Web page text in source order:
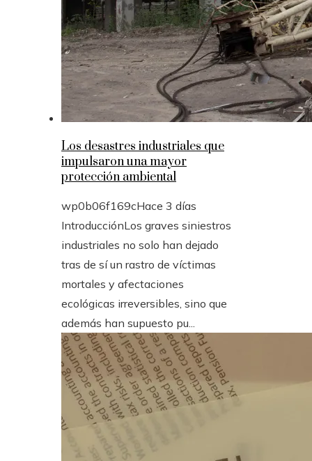
Los desastres industriales que
impulsaron una mayor
protección ambiental
wp0b06f169cHace 3 días
IntroducciónLos graves siniestros
industriales no solo han dejado
tras de sí un rastro de víctimas
mortales y afectaciones
ecológicas irreversibles, sino que
además han supuesto pu...